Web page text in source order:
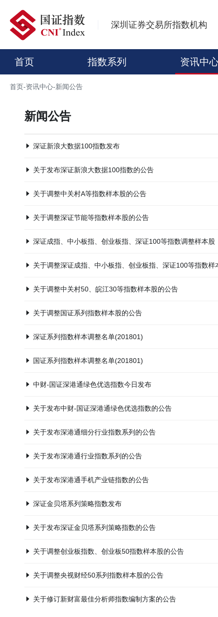
深圳证券交易所指数机构
首页 指数系列 资讯中
首页-资讯中心-新闻公告
新闻公告
深证新浪大数据100指数发布
关于发布深证新浪大数据100指数的公告
关于调整中关村A等指数样本股的公告
关于调整深证节能等指数样本股的公告
深证成指、中小板指、创业板指、深证100等指数调整样本股
关于调整深证成指、中小板指、创业板指、深证100等指数样
关于调整中关村50、皖江30等指数样本股的公告
关于调整国证系列指数样本股的公告
深证系列指数样本调整名单(201801)
国证系列指数样本调整名单(201801)
中财-国证深港通绿色优选指数今日发布
关于发布中财-国证深港通绿色优选指数的公告
关于发布深港通细分行业指数系列的公告
关于发布深港通行业指数系列的公告
关于发布深港通手机产业链指数的公告
深证金贝塔系列策略指数发布
关于发布深证金贝塔系列策略指数的公告
关于调整创业板指数、创业板50指数样本股的公告
关于调整央视财经50系列指数样本股的公告
关于修订新财富最佳分析师指数编制方案的公告